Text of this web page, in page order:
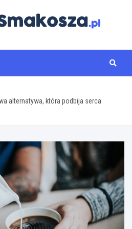
alternatywa, która podbija serca